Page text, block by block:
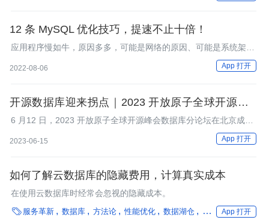
12 条 MySQL 优化技巧，提速不止十倍！
应用程序慢如牛，原因多多，可能是网络的原因、可能是系统架构
2022-08-06 App 打开
开源数据库迎来拐点｜2023 开放原子全球开源峰会
数据库分论坛成功召开
6 月12 日，2023 开放原子全球开源峰会数据库分论坛在北京成功
2023-06-15 App 打开
如何了解云数据库的隐藏费用，计算真实成本
在使用云数据库时经常会忽视的隐藏成本。
 服务革新 数据库 方法论 性能优化 数据湖仓 实时计算 数字人
App 打开